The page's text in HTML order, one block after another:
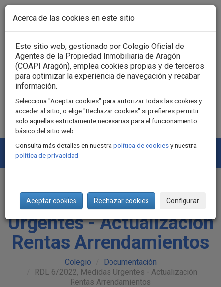
Pasar al contenido principal
Acceso usuarios
RDL 6/2022, Medidas
Urgentes - Actualización
Rentas Arrendamientos
Colegio
Documentación
RDL 6/2022, Medidas Urgentes - Actualización
Rentas Arrendamientos
Acerca de las cookies en este sitio
Este sitio web, gestionado por Colegio Oficial de
Agentes de la Propiedad Inmobiliaria de Aragón
(COAPI Aragón), emplea cookies propias y de terceros
para optimizar la experiencia de navegación y recabar
información.
Selecciona "Aceptar cookies" para autorizar todas las cookies y
acceder al sitio, o elige "Rechazar cookies" si prefieres permitir
solo aquellas estrictamente necesarias para el funcionamiento
básico del sitio web.
Consulta más detalles en nuestra política de cookiesy nuestra
política de privacidad
Aceptar cookies Rechazar cookies Configurar